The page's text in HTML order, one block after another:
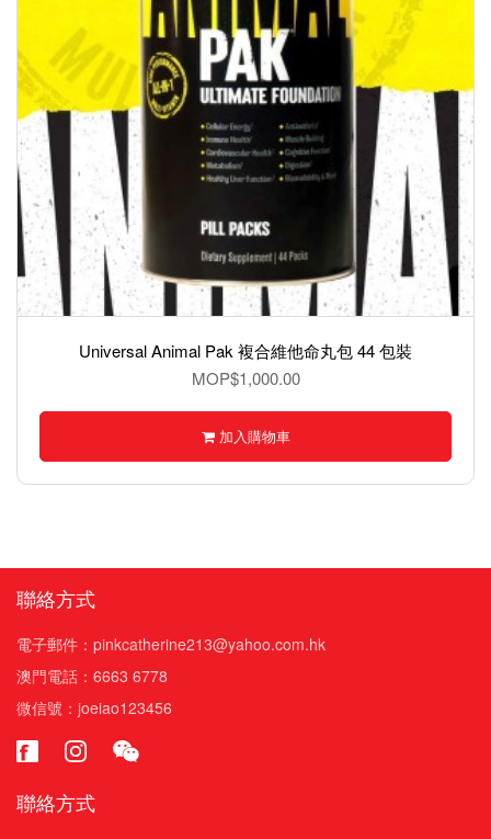
Universal Animal Pak 複合維他命丸包 44 包裝
MOP$1,000.00
加入購物車
聯絡方式
電子郵件：pinkcatherine213@yahoo.com.hk
澳門電話：6663 6778
微信號：joeiao123456
聯絡方式